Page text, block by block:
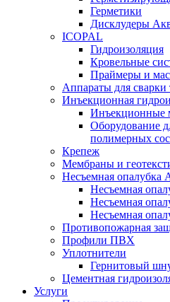
Герметики
Дисклудеры
ICOPAL
Гидроизоляция
Кровельные
Праймеры и
Аппараты для
Инъекционная
Инъекционные
Оборудование
полимерных
Крепеж
Мембраны и
Несъемная
Несъемная
Несъемная
Несъемная
Противопожарная
Профили ПВХ
Уплотнители
Гернитовый
Цементная
Услуги